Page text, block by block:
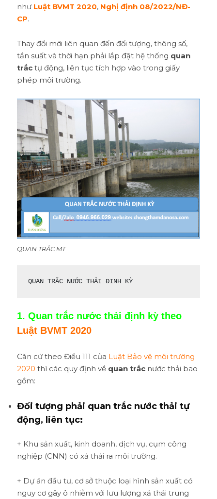
như Luật BVMT 2020, Nghị định 08/2022/NĐ-
CP.
Thay đổi mới liên quan đến đối tượng, thông số,
tần suất và thời hạn phải lắp đặt hệ thống quan
trắc tự động, liên tục tích hợp vào trong giấy
phép môi trường.
QUAN TRẮC MT
QUAN TRẮC NƯỚC THẢI ĐỊNH KỲ
1. Quan trắc nước thải định kỳ theo
Luật BVMT 2020
Căn cứ theo Điều 111 của Luật Bảo vệ môi trường
2020 thì các quy định về quan trắc nước thải bao
gồm:
Đối tượng phải quan trắc nước thải tự
động, liên tục:
+ Khu sản xuất, kinh doanh, dịch vụ, cụm công
nghiệp (CNN) có xả thải ra môi trường.
+ Dự án đầu tư, cơ sở thuộc loại hình sản xuất có
nguy cơ gây ô nhiễm với lưu lượng xả thải trung